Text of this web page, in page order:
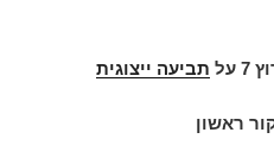
על תביעה ייצוגית
ראשון